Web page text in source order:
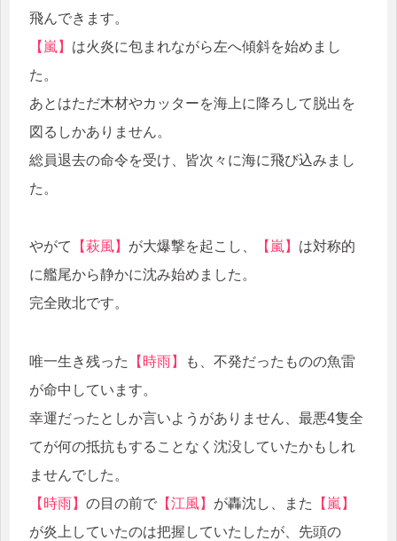
飛んできます。
【嵐】 は火炎に包まれながら左へ傾斜を始めまし
た。
あとはただ木材やカッターを海上に降ろして脱出を
図るしかありません。
総員退去の命令を受け、皆次々に海に飛び込みまし
た。
やがて 【萩風】 が大爆撃を起こし、 【嵐】 は対称的
に艦尾から静かに沈み始めました。
完全敗北です。
唯一生き残った 【時雨】
も、不発だったものの魚雷
が命中しています。
幸運だったとしか言いようがありません、最悪4隻全
てが何の抵抗もすることなく沈没していたかもしれ
ませんでした。
【時雨】 の目の前で 【江風】 が轟沈し、また
【嵐】
が炎上していたのは把握していたしたが、先頭の